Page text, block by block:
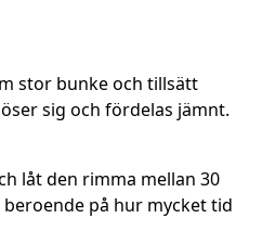
stor bunke och tillsätt
sig och fördelas jämnt.
låt den rimma mellan 30
på hur mycket tid